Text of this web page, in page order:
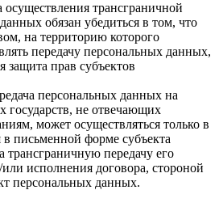
осуществления трансграничной
обязан убедиться в том, что
на территорию которого
передачу персональных данных,
защита прав субъектов
персональных данных на
государств, не отвечающих
может осуществляться только в
в письменной форме субъекта
передачу его
исполнения договора, стороной
персональных данных.